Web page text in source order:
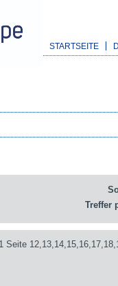
STARTSEITE
Treffer
Seite